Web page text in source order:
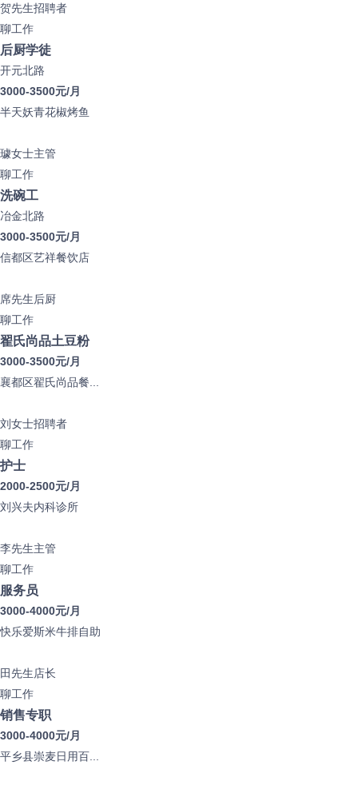
贺先生招聘者
聊工作
后厨学徒
开元北路
3000-3500元/月
半天妖青花椒烤鱼
璩女士主管
聊工作
洗碗工
冶金北路
3000-3500元/月
信都区艺祥餐饮店
席先生后厨
聊工作
翟氏尚品土豆粉
3000-3500元/月
襄都区翟氏尚品餐...
刘女士招聘者
聊工作
护士
2000-2500元/月
刘兴夫内科诊所
李先生主管
聊工作
服务员
3000-4000元/月
快乐爱斯米牛排自助
田先生店长
聊工作
销售专职
3000-4000元/月
平乡县崇麦日用百...